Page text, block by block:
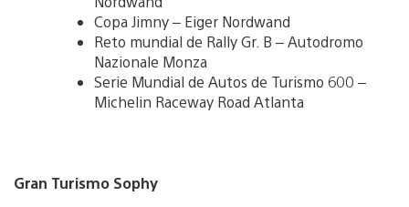
Copa Jimny – Eiger Nordwand
Reto mundial de Rally Gr. B – Autodromo
Nazionale Monza
Serie Mundial de Autos de Turismo 600 –
Michelin Raceway Road Atlanta
Gran Turismo Sophy